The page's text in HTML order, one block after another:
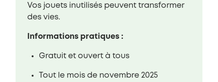
Vos jouets inutilisés peuvent transformer
des vies.
Informations pratiques :
Gratuit et ouvert à tous
Tout le mois de novembre 2025